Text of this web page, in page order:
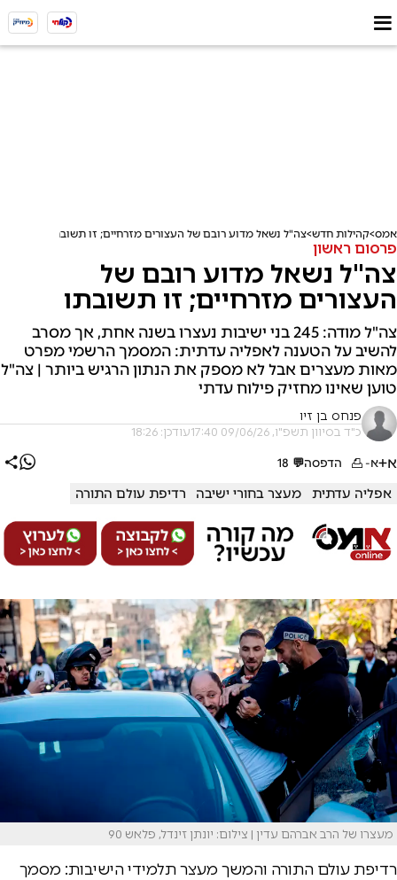
אמס קהילות חדש צה"ל נשאל מדוע רובם של העצורים מזרחיים; זו תשובתו
פרסום ראשון
צה"ל נשאל מדוע רובם של
העצורים מזרחיים; זו תשובתו
צה"ל מודה: 245 בני ישיבות נעצרו בשנה אחת, אך מסרב
להשיב על הטענה לאפליה עדתית: המסמך הרשמי מפרט
מאות מעצרים אבל לא מספק את הנתון הרגיש ביותר | צה"ל
טוען שאינו מחזיק פילוח עדתי
פנחס בן זיו
כ"ד בסיוון תשפ"ו, 09/06/26 17:40 עודכן: 18:26
א+א- הדפסה💬
18
אפליה עדתית מעצר בחורי ישיבה רדיפת עולם התורה
מעצרו של הרב אברהם עדין | צילום: יונתן זינדל, פלאש 90
רדיפת עולם התורה והמשך מעצר תלמידי הישיבות: מסמך